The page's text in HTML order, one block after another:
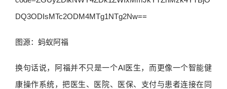
图源：蚂蚁阿福
换句话说，阿福并不只是一个AI医生，而更像一个智能健
康操作系统，把医生、医院、医保、支付与患者连接在同